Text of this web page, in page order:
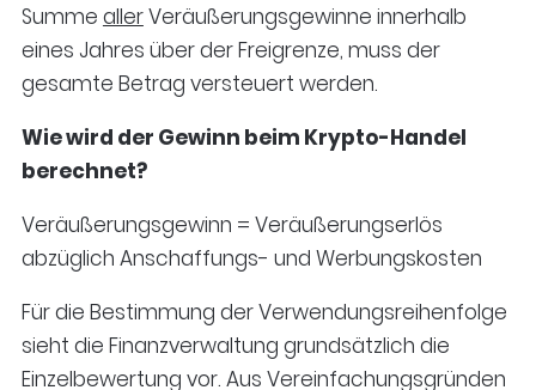
Summe allerVeräußerungsgewinne innerhalb
eines Jahres über der Freigrenze, muss der
gesamte Betrag versteuert werden.
Wie wird der Gewinn beim Krypto-Handel
berechnet?
Veräußerungsgewinn = Veräußerungserlös
abzüglich Anschaffungs- und Werbungskosten
Für die Bestimmung der Verwendungsreihenfolge
sieht die Finanzverwaltung grundsätzlich die
Einzelbewertung vor. Aus Vereinfachungsgründen